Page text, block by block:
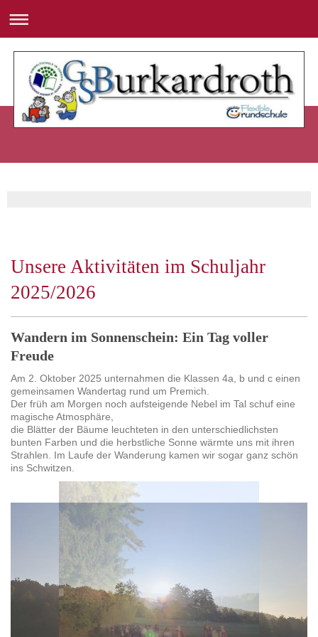
Unsere Aktivitäten im Schuljahr
2025/2026
Wandern im Sonnenschein: Ein Tag voller
Freude
Am 2. Oktober 2025 unternahmen die Klassen 4a, b und c einen
gemeinsamen Wandertag rund um Premich.
Der früh am Morgen noch aufsteigende Nebel im Tal schuf eine
magische Atmosphäre,
die Blätter der Bäume leuchteten in den unterschiedlichsten
bunten Farben und die herbstliche Sonne wärmte uns mit ihren
Strahlen. Im Laufe der Wanderung kamen wir sogar ganz schön
ins Schwitzen.